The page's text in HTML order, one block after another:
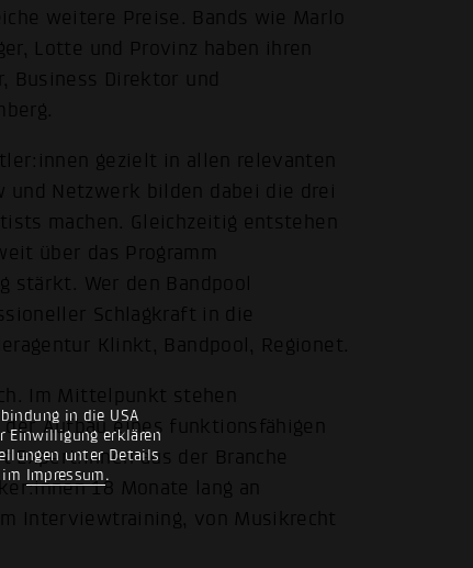
in die USA
Einwilligung erklären
unter Details
Impressum.
weitere Preise. Bands wie Marlo
Lotte und Provinz haben ihren
Business Direktor und
gezielt in allen relevanten
und Netzwerk bilden dabei die drei
machen. Gleichzeitig entstehen
über das Programm
stärkt. Wer den Bandpool
Schlagkraft in die
Klinkt, Bandpool, Regionet.
Im Mittelpunkt stehen
Aufbau eines funktionsfähigen
Expert:innen aus der Branche
18 Monate lang an
Interviewtraining, von Musikrecht